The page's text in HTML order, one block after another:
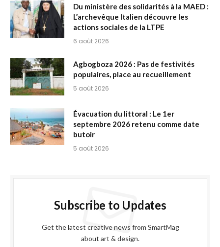
Du ministère des solidarités à la MAED :
L’archevêque Italien découvre les
actions sociales de la LTPE
6 août 2026
Agbogboza 2026 : Pas de festivités
populaires, place au recueillement
5 août 2026
Évacuation du littoral : Le 1er
septembre 2026 retenu comme date
butoir
5 août 2026
Subscribe to Updates
Get the latest creative news from SmartMag
about art & design.